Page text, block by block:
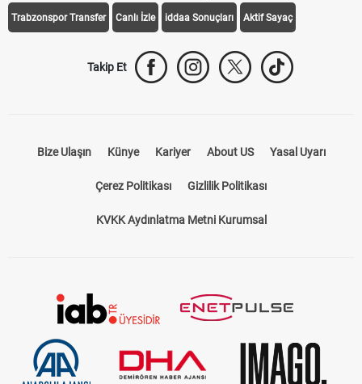
Trabzonspor Transfer Canlı İzle iddaa Sonuçları Aktif Sayaç
Takip Et
Bize Ulaşın Künye Kariyer About US Yasal Uyarı
Çerez Politikası Gizlilik Politikası
KVKK Aydınlatma Metni Kurumsal